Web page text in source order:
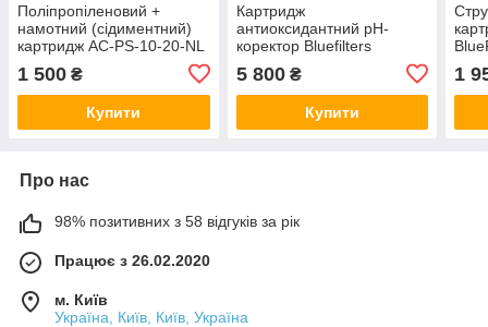
Поліпропіленовий +
намотний (сідиментний)
картридж AC-PS-10-20-NL
1 500 ₴
Купити
Картридж
антиоксидантний pH-
коректор Bluefilters
5 800₴
Купити
1
Про нас
98% позитивних з 58 відгуків за рік
Працює з 26.02.2020
м. Київ
Україна, Київ, Київ, Україна